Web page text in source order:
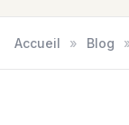
Accueil » Blog